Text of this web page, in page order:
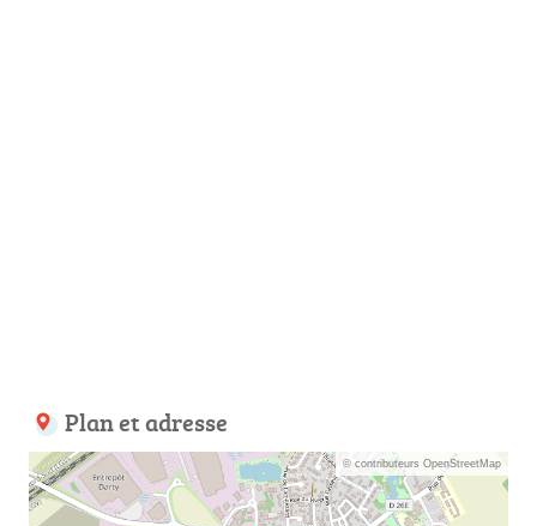
Plan et adresse
© contributeurs OpenStreetMap